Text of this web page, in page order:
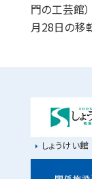
門の工芸館
月28日の移
しょうけい館